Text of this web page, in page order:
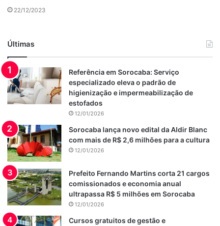
22/12/2023
Últimas
Referência em Sorocaba: Serviço
especializado eleva o padrão de
higienização e impermeabilização de
estofados
12/01/2026
Sorocaba lança novo edital da Aldir Blanc
com mais de R$ 2,6 milhões para a cultura
12/01/2026
Prefeito Fernando Martins corta 21 cargos
comissionados e economia anual
ultrapassa R$ 5 milhões em Sorocaba
12/01/2026
Cursos gratuitos de gestão e